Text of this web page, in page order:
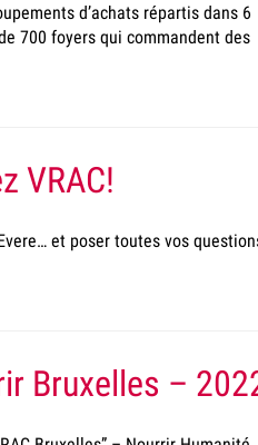
d’achats répartis dans 6
700 foyers qui commandent des
VRAC!
et poser toutes vos
Bruxelles –